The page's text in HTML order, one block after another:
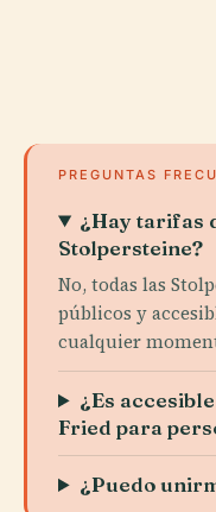
PREGUNTAS
¿Hay tarifas
Stolpersteine?
No, todas las
públicos y
cualquier
¿Es
Fried para
¿Puedo